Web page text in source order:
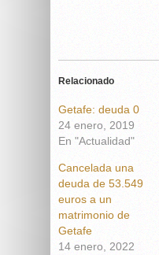
Relacionado
Getafe: deuda 0
24 enero, 2019
En "Actualidad"
Cancelada una
deuda de 53.549
euros a un
matrimonio de
Getafe
14 enero, 2022